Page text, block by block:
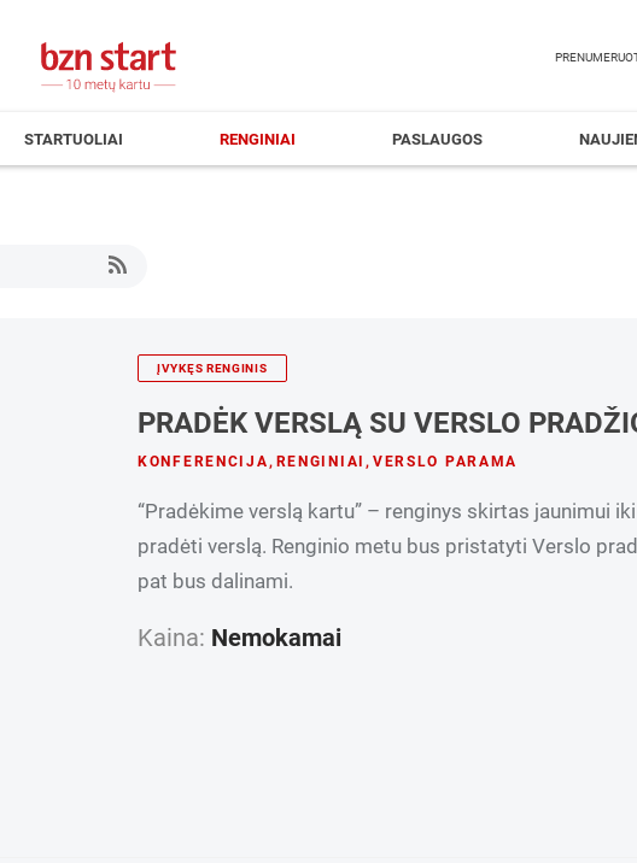
STARTUOLIAI RENGINIAI PASLAUGOS
ĮVYKĘS RENGINIS
PRADĖK VERSLĄ SU VERSLO
KONFERENCIJA, RENGINIAI , VERSLO PARAMA
“Pradėkime verslą kartu” – renginys skirtas jaunimui
pradėti verslą. Renginio metu bus pristatyti Verslo
pat bus dalinami.
Kaina: Nemokamai